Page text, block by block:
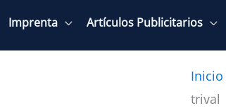
Imprenta Artículos Publicitarios
Inicio
trival